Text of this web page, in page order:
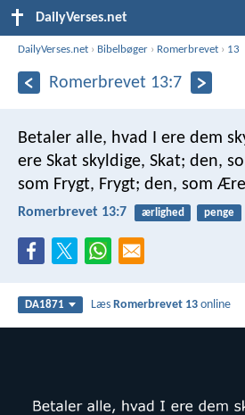
DailyVerses.net
DailyVerses.net › Bibelbøger › Romerbrevet › 13
Romerbrevet 13:7
Betaler alle, hvad I ere dem
ere Skat skyldige, Skat; den,
som Frygt, Frygt; den, som
Romerbrevet 13:7 ærlighed penge
DA1871 LæsRomerbrevet 13 online